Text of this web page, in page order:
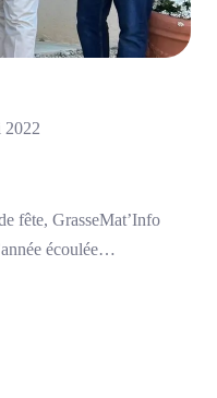
2022
fête, GrasseMat’Info
écoulée…